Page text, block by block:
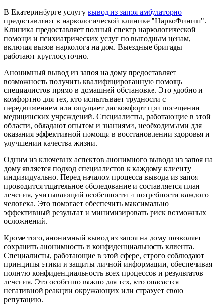
В Екатеринбурге услугу вывод из запоя амбулаторно
предоставляют в наркологической клинике "НаркоФиниш".
Клиника предоставляет полный спектр наркологической
помощи и психиатрических услуг по выгодным ценам,
включая вызов нарколога на дом. Выездные бригады
работают круглосуточно.
Анонимный вывод из запоя на дому предоставляет
возможность получить квалифицированную помощь
специалистов прямо в домашней обстановке. Это удобно и
комфортно для тех, кто испытывает трудности с
передвижением или ощущает дискомфорт при посещении
медицинских учреждений. Специалисты, работающие в этой
области, обладают опытом и знаниями, необходимыми для
оказания эффективной помощи в восстановлении здоровья и
улучшении качества жизни.
Одним из ключевых аспектов анонимного вывода из запоя на
дому является подход специалистов к каждому клиенту
индивидуально. Перед началом процесса вывода из запоя
проводится тщательное обследование и составляется план
лечения, учитывающий особенности и потребности каждого
человека. Это помогает обеспечить максимально
эффективный результат и минимизировать риск возможных
осложнений.
Кроме того, анонимный вывод из запоя на дому позволяет
сохранить анонимность и конфиденциальность клиента.
Специалисты, работающие в этой сфере, строго соблюдают
принципы этики и защиты личной информации, обеспечивая
полную конфиденциальность всех процессов и результатов
лечения. Это особенно важно для тех, кто опасается
негативной реакции окружающих или страхует свою
репутацию.